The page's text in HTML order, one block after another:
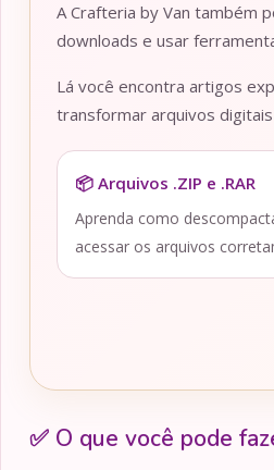
A Crafteria by Van também
downloads e usar
Lá você encontra artigos
transformar arquivos
📦 Arquivos .ZIP e .RAR
Aprenda como
acessar os arquivos
✅ O que você pode